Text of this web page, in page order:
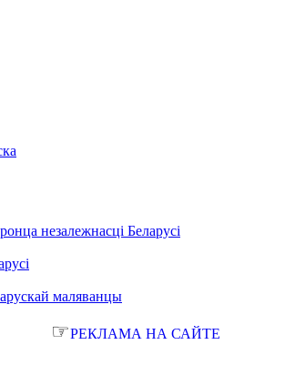
незалежнасці Беларусі
маляванцы
☞РЕКЛАМА НА САЙТЕ